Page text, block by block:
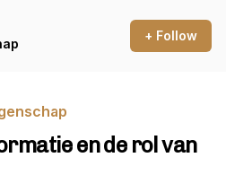
+ Follow
en de rol van